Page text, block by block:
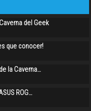
del Geek
que conocer!
la Caverna…
ROG…